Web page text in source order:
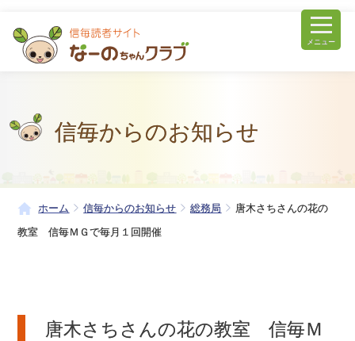
メニュー
信毎からのお知らせ
ホーム 信毎からのお知らせ 総務局
唐木さちさんの花の
教室 信毎ＭＧで毎月１回開催
唐木さちさんの花の教室 信毎Ｍ